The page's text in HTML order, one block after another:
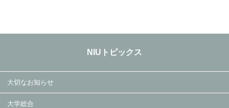
NIUトピックス
大切なお知らせ
大学総合